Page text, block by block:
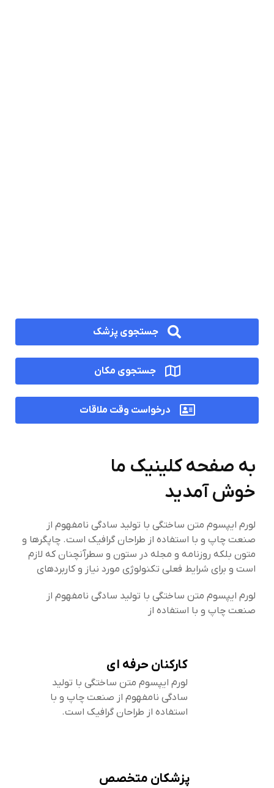
جستجوی پزشک
جستجوی مکان
درخواست وقت ملاقات
به صفحه کلینیک ما
خوش آمدید
لورم ایپسوم متن ساختگی با تولید سادگی نامفهوم از
صنعت چاپ و با استفاده از طراحان گرافیک است. چاپگرها و
متون بلکه روزنامه و مجله در ستون و سطرآنچنان که لازم
است و برای شرایط فعلی تکنولوژی مورد نیاز و کاربردهای
لورم ایپسوم متن ساختگی با تولید سادگی نامفهوم از
صنعت چاپ و با استفاده از
کارکنان حرفه ای
لورم ایپسوم متن ساختگی با تولید
سادگی نامفهوم از صنعت چاپ و با
استفاده از طراحان گرافیک است.
پزشکان متخصص